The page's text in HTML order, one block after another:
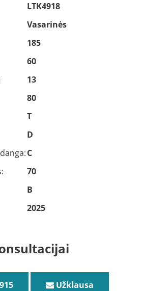
LTK4918
Vasarinės
185
60
13
80
T
D
C
70
B
2025
Užklausa